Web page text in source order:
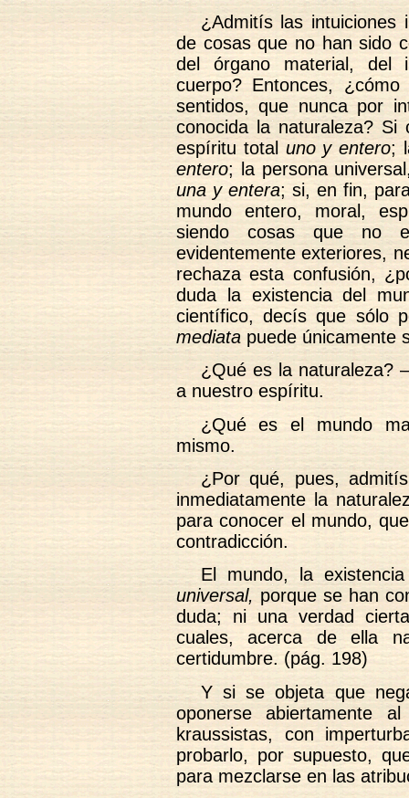
¿Admitís las intuiciones
de cosas que no han sido
del órgano material, del
cuerpo? Entonces,
sentidos, que nunca por
conocida la naturaleza?
espíritu total uno y entero;
entero; la persona
una y entera; si, en fin,
mundo entero, moral,
siendo cosas que no
evidentemente exteriores,
rechaza esta confusión,
duda la existencia del
científico, decís que sólo
mediata puede únicamente
¿Qué es la naturaleza?
a nuestro espíritu.
¿Qué es el mundo
mismo.
¿Por qué, pues,
inmediatamente la
para conocer el mundo,
contradicción.
El mundo, la
universal, porque se han
duda; ni una verdad
cuales, acerca de ella
certidumbre. (pág. 198)
Y si se objeta que
oponerse abiertamente
kraussistas, con
probarlo, por supuesto,
para mezclarse en las